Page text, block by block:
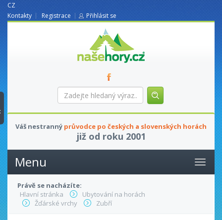
CZ
Kontakty
Registrace Přihlásit se
nasehory.cz
Zadejte
hledaný
Váš nestranný průvodce po českých a slovenských horách
již od roku 2001
Menu
Právě se nacházíte:
Hlavní stránka
Ubytování na horách
Žďárské vrchy
Zubří